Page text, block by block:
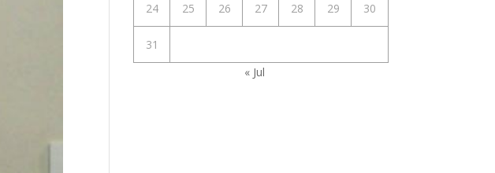
24 25 26 27 28 29 30
31
« Jul